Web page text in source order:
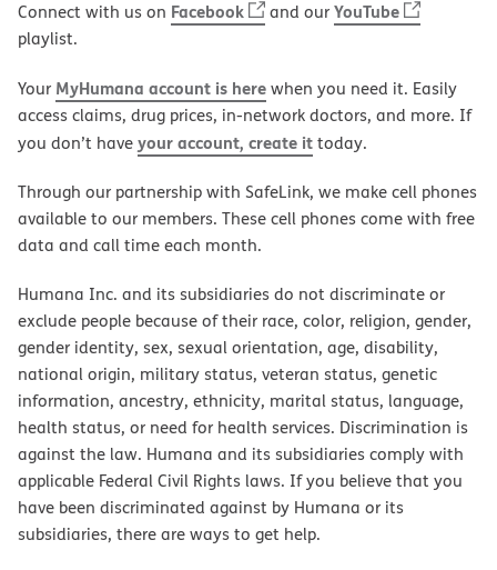
Connect with us on Facebook and ourYouTube
playlist.
Your MyHumana account is herewhen you need it. Easily
access claims, drug prices, in-network doctors, and more. If
you don’t haveyour account, create ittoday.
Through our partnership with SafeLink, we make cell phones
available to our members. These cell phones come with free
data and call time each month.
Humana Inc. and its subsidiaries do not discriminate or
exclude people because of their race, color, religion, gender,
gender identity, sex, sexual orientation, age, disability,
national origin, military status, veteran status, genetic
information, ancestry, ethnicity, marital status, language,
health status, or need for health services. Discrimination is
against the law. Humana and its subsidiaries comply with
applicable Federal Civil Rights laws. If you believe that you
have been discriminated against by Humana or its
subsidiaries, there are ways to get help.